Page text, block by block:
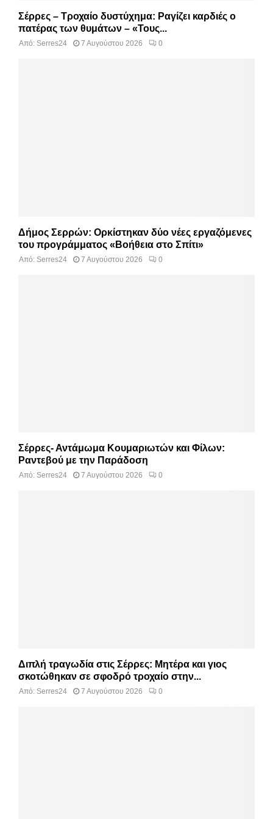
Σέρρες – Τροχαίο δυστύχημα: Ραγίζει καρδιές ο
πατέρας των θυμάτων – «Τους...
Από: Serres24 7 Αυγούστου 2026 0
Δήμος Σερρών: Ορκίστηκαν δύο νέες εργαζόμενες
του προγράμματος «Βοήθεια στο Σπίτι»
Από: Serres24 7 Αυγούστου 2026 0
Σέρρες- Αντάμωμα Κουμαριωτών και Φίλων:
Ραντεβού με την Παράδοση
Από: Serres24 7 Αυγούστου 2026 0
Διπλή τραγωδία στις Σέρρες: Μητέρα και γιος
σκοτώθηκαν σε σφοδρό τροχαίο στην...
Από: Serres24 7 Αυγούστου 2026 0